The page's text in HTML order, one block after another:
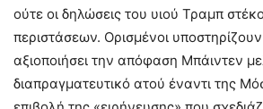
ούτε οι δηλώσεις του υιού Τραμπ
περιστάσεων. Ορισμένοι
αξιοποιήσει την απόφαση Μπάιντεν
διαπραγματευτικό ατού έναντι της